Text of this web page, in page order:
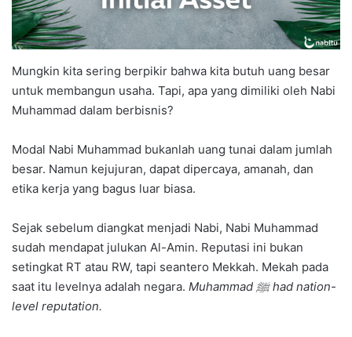
Mungkin kita sering berpikir bahwa kita butuh uang besar
untuk membangun usaha. Tapi, apa yang dimiliki oleh Nabi
Muhammad dalam berbisnis?
Modal Nabi Muhammad bukanlah uang tunai dalam jumlah
besar. Namun kejujuran, dapat dipercaya, amanah, dan
etika kerja yang bagus luar biasa.
Sejak sebelum diangkat menjadi Nabi, Nabi Muhammad
sudah mendapat julukan Al-Amin. Reputasi ini bukan
setingkat RT atau RW, tapi seantero Mekkah. Mekah pada
saat itu levelnya adalah negara. Muhammad ﷺ had nation-
level reputation.